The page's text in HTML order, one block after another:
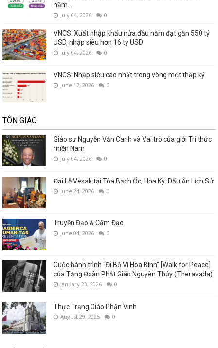
năm...
July 04, 2026 0
VNCS: Xuất nhập khẩu nửa đầu năm đạt gần 550 tỷ
USD, nhập siêu hơn 16 tỷ USD
July 04, 2026 0
VNCS: Nhập siêu cao nhất trong vòng một thập kỷ
June 17, 2026 0
TÔN GIÁO
Giáo sư Nguyễn Văn Canh và Vai trò của giới Trí thức
miền Nam
July 04, 2026 0
Đại Lễ Vesak tại Tòa Bạch Ốc, Hoa Kỳ: Dấu Ấn Lịch Sử
June 24, 2026 0
Truyền Đạo & Cấm Đạo
June 04, 2026 0
Cuộc hành trình “Đi Bộ Vì Hòa Bình” [Walk for Peace]
của Tăng Đoàn Phật Giáo Nguyên Thủy (Theravada)
January 23, 2026 0
Thực Trạng Giáo Phận Vinh
August 29, 2025 0